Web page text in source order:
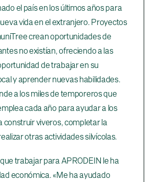
el país en los últimos años para
vida en el extranjero. Proyectos
crean oportunidades de
no existían, ofreciendo a las
de trabajar en su
y aprender nuevas habilidades.
a los miles de temporeros que
cada año para ayudar a los
construir viveros, completar la
otras actividades silvícolas.
trabajar para APRODEIN le ha
económica. «Me ha ayudado